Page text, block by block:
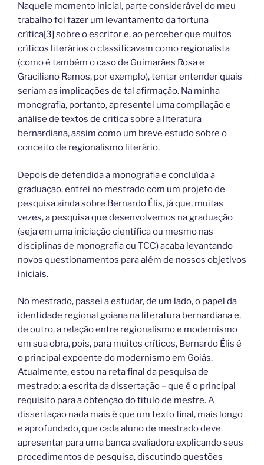
Naquele momento inicial, parte considerável do meu
trabalho foi fazer um levantamento da fortuna
crítica[3] sobre o escritor e, ao perceber que muitos
críticos literários o classificavam como regionalista
(como é também o caso de Guimarães Rosa e
Graciliano Ramos, por exemplo), tentar entender quais
seriam as implicações de tal afirmação. Na minha
monografia, portanto, apresentei uma compilação e
análise de textos de crítica sobre a literatura
bernardiana, assim como um breve estudo sobre o
conceito de regionalismo literário.
Depois de defendida a monografia e concluída a
graduação, entrei no mestrado com um projeto de
pesquisa ainda sobre Bernardo Élis, já que, muitas
vezes, a pesquisa que desenvolvemos na graduação
(seja em uma iniciação científica ou mesmo nas
disciplinas de monografia ou TCC) acaba levantando
novos questionamentos para além de nossos objetivos
iniciais.
No mestrado, passei a estudar, de um lado, o papel da
identidade regional goiana na literatura bernardiana e,
de outro, a relação entre regionalismo e modernismo
em sua obra, pois, para muitos críticos, Bernardo Élis é
o principal expoente do modernismo em Goiás.
Atualmente, estou na reta final da pesquisa de
mestrado: a escrita da dissertação – que é o principal
requisito para a obtenção do título de mestre. A
dissertação nada mais é que um texto final, mais longo
e aprofundado, que cada aluno de mestrado deve
apresentar para uma banca avaliadora explicando seus
procedimentos de pesquisa, discutindo questões